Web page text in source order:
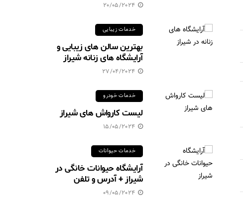
20/05/2024
خدمات زیبایی
بهترین سالن های زیبایی و
آرایشگاه های زنانه شیراز
27/04/2024
خدمات خودرو
لیست کارواش های شیراز
15/05/2024
خدمات حیوانات
آرایشگاه حیوانات خانگی در
شیراز + آدرس و تلفن
09/05/2024